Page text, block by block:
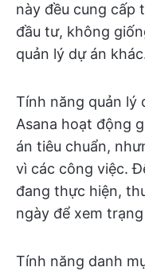
này đều cung cấp
đầu tư, không
quản lý dự án
Tính năng quản lý
Asana hoạt động
án tiêu chuẩn,
vì các công việc.
đang thực hiện,
ngày để xem
Tính năng danh